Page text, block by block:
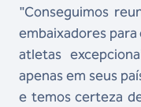
"Conseguimos
embaixadores para
atletas
apenas em seus
e temos certeza